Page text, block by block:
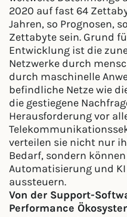
2020 auf fast 64
Jahren, so Prognosen,
Zettabyte sein. Grund
Entwicklung ist die
Netzwerke durch
durch maschinelle
befindliche Netze wie
die gestiegene
Herausforderung vor
verteilen sie nicht nur
Bedarf, sondern
Automatisierung und
aussteuern.
Von der Support-
Performance